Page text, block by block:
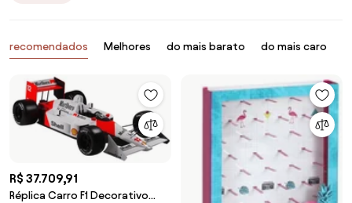
Produtos
recomendados Melhores do mais barato do mais caro
R$ 37.709,91
Réplica Carro F1 Decorativo